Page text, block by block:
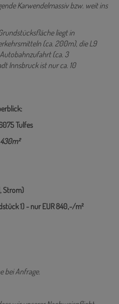
Karwendelmassiv bzw. weit ins
liegt in
(ca. 200m), die L9
(ca. 3
Innsbruck ist nur ca. 10
Tulfes
430m²
Strom)
1) - nur EUR 840,-/m²
bei Anfrage.